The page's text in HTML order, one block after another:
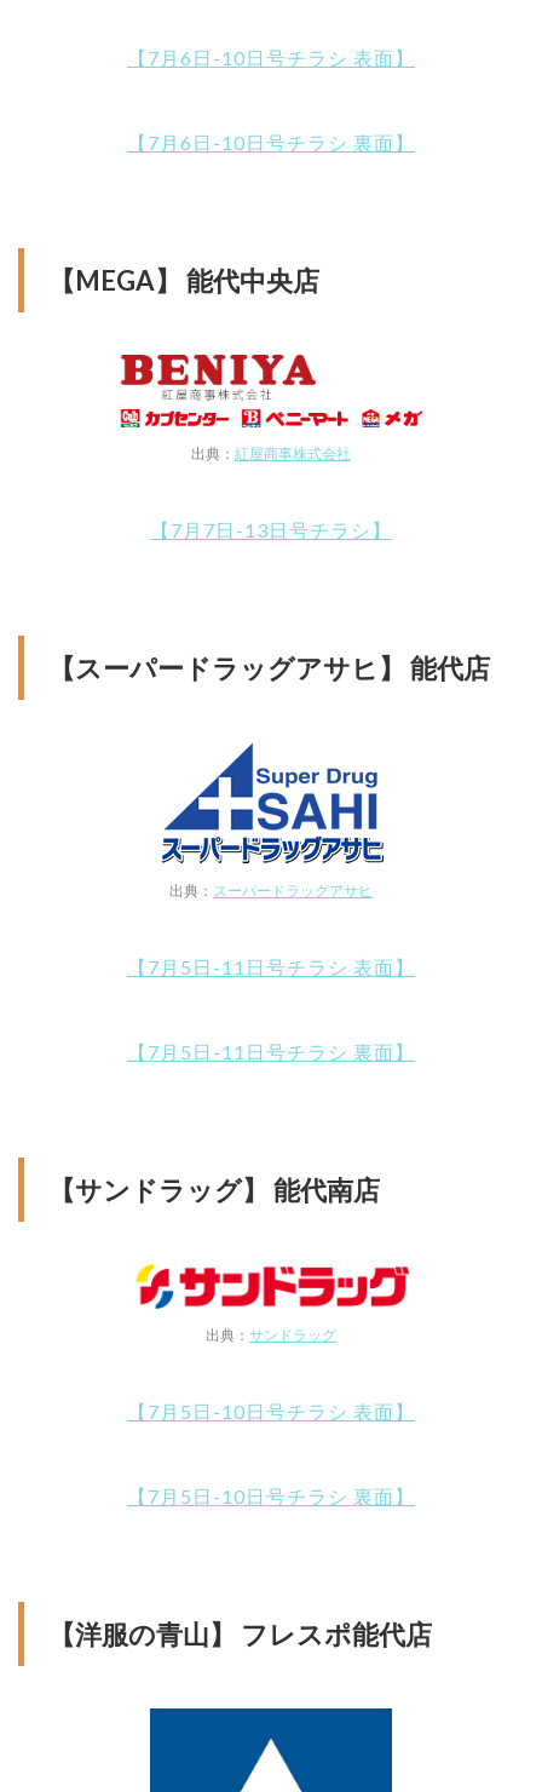
【7月6日-10日号チラシ 表面】
【7月6日-10日号チラシ 裏面】
【MEGA】 能代中央店
出典： 紅屋商事株式会社
【7月7日-13日号チラシ】
【スーパードラッグアサヒ】 能代店
出典： スーパードラッグアサヒ
【7月5日-11日号チラシ 表面】
【7月5日-11日号チラシ 裏面】
【サンドラッグ】 能代南店
出典： サンドラッグ
【7月5日-10日号チラシ 表面】
【7月5日-10日号チラシ 裏面】
【洋服の青山】 フレスポ能代店